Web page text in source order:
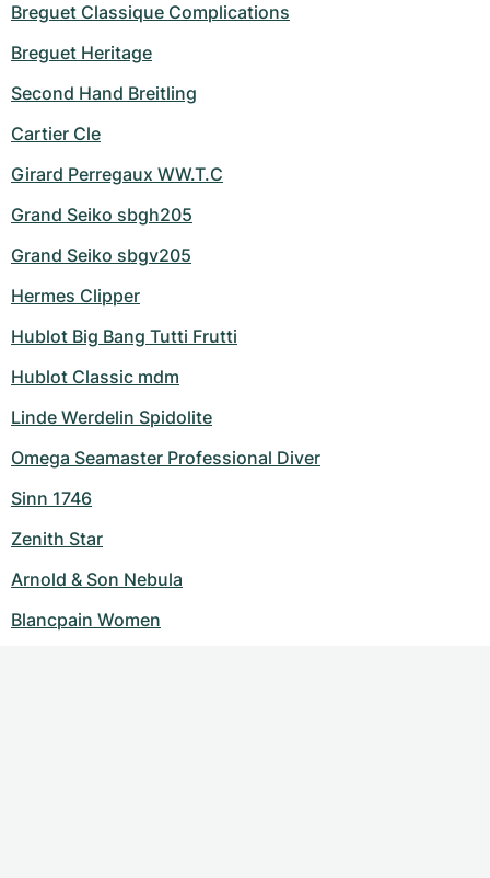
Breguet Classique Complications
Breguet Heritage
Second Hand Breitling
Cartier Cle
Girard Perregaux WW.T.C
Grand Seiko sbgh205
Grand Seiko sbgv205
Hermes Clipper
Hublot Big Bang Tutti Frutti
Hublot Classic mdm
Linde Werdelin Spidolite
Omega Seamaster Professional Diver
Sinn 1746
Zenith Star
Arnold & Son Nebula
Blancpain Women